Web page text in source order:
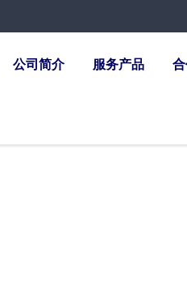
公司简介 服务产品